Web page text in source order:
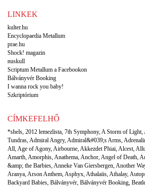
LINKEK
kulter.hu
Encyclopaedia Metallum
prae.hu
Shock! magazin
nuskull
Scriptum Metallum a Facebookon
Bálványvér Booking
I wanna rock you baby!
Szkriptórium
CÍMKEFELHŐ
*shels, 2012 lemezlista, 7th Symphony,A Storm of Light,
Tundras,Admiral Angry,Admiral&#039;s Arms,
All,Age of Agony,Airbourne,Akkezdet Phiai,Alcest,
Amarth,Amorphis,Anathema,Anchor,Angel of Death,
&amp; the Barbies,Anneke Van Giersbergen,Another
Aranya,Arson Anthem,Asphyx,Athalaiis,Athalay,
Backyard Babies, Bálványvér, Bálványvér Booking,